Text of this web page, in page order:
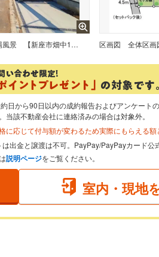
接道状況および現場風景 【新座市畑中1丁目】 区画図 全体区
日から90日以内の成約報告およびアンケート
当該不動産会社に連絡済みの場合は対象外。
に応じて付与額が変わるため実際にもらえる額
出金と譲渡は不可。PayPay/PayPayカード公
説明ページをご覧ください。
室内・現地